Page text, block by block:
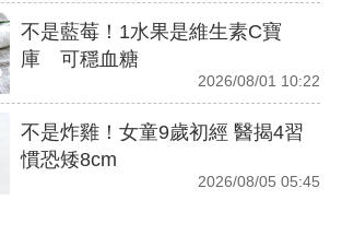
不是藍莓！1水果是維生素C寶
庫 可穩血糖
2026/08/01 10:22
不是炸雞！女童9歲初經 醫揭4習
慣恐矮8cm
2026/08/05 05:45